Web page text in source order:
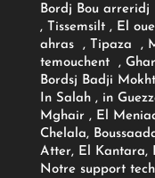
Bordj Bou
, Tissemsilt , El
ahras , Tipaza ,
temouchent ,
Bordsj Badji
In Salah , in
Mghair , El
Chelala,
Atter, El Kantara,
Notre support